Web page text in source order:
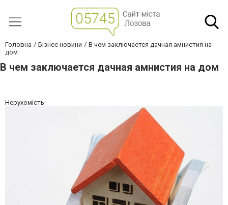
Головна Бізнес новини
В чем заключается дачная амнистия на
дом
В чем заключается дачная амнистия на дом
Нерухомість